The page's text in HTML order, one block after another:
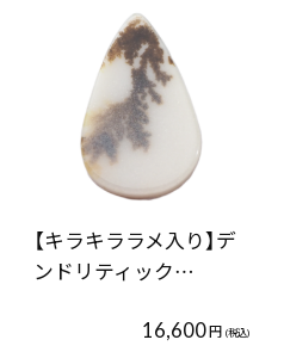
【キラキララメ入り】デ
ンドリティック…
16,600円 (税込)